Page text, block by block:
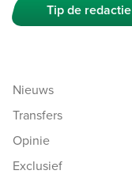
Tip de redactie
Nieuws
Transfers
Opinie
Exclusief